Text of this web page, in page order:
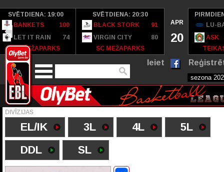
SVĒTDIENA: 19:00
BANKETS
100
LET IT RAIN
74
SC MEŽAPARKS
SVĒTDIENA: 20:30
BLACK STORK
91
VIRGIN CITY
80
SC MEŽAPARKS
APR
20
LU-
ASK
Ieiet
DIVĪZIJAS
EL/IK 3L 4L
5L
DDL
SL